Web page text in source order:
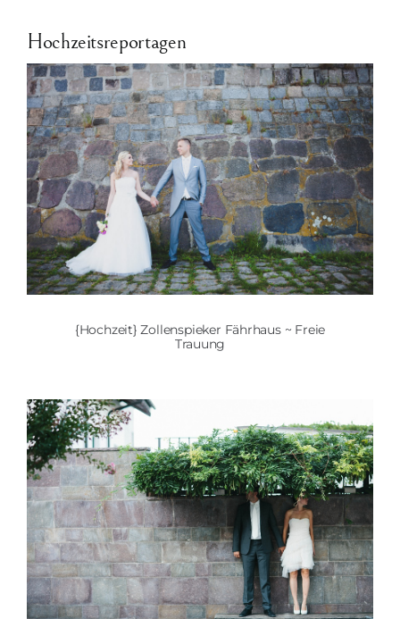
Hochzeitsreportagen
{Hochzeit} Zollenspieker Fährhaus ~ Freie
Trauung